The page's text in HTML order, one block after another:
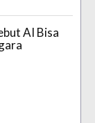
AI Bisa